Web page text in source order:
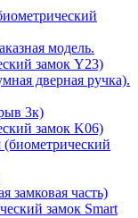
модель.
замок Y23)
дверная ручка).
3к)
замок K06)
(биометрический
замковая часть)
замок Smart